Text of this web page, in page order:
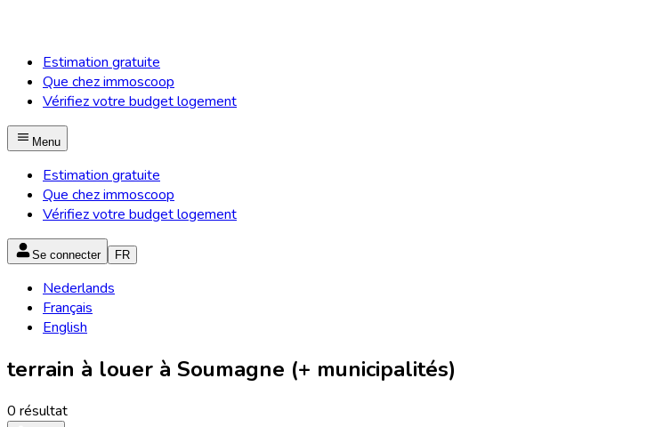
Estimation gratuite
Que chez immoscoop
Vérifiez votre budget logement
Menu
Estimation gratuite
Que chez immoscoop
Vérifiez votre budget logement
Se connecter FR
Nederlands
Français
English
terrain à louer à Soumagne (+ municipalités)
0 résultat